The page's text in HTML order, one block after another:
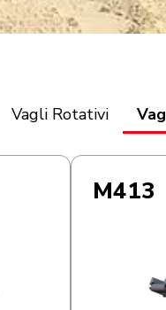
Vagli Rotativi
M413